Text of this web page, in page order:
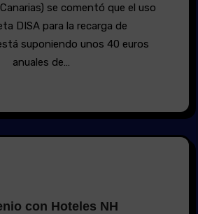
se comentó que el uso
DISA para la recarga de
suponiendo unos 40 euros
anuales de…
con Hoteles NH